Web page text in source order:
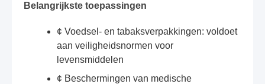
Belangrijkste toepassingen
¢ Voedsel- en tabaksverpakkingen: voldoet
aan veiligheidsnormen voor
levensmiddelen
¢ Beschermingen van medische